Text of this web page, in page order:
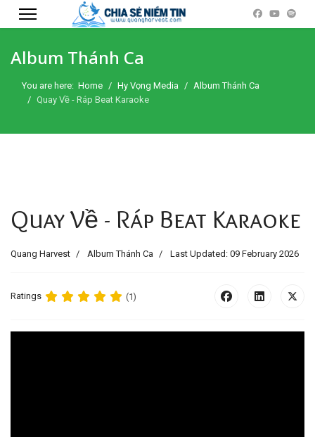
Album Thánh Ca
You are here: Home Hy Vọng Media
Album Thánh Ca
Quay Về - Ráp Beat Karaoke
Quay Về - Ráp Beat Karaoke
Quang Harvest Album Thánh Ca Last Updated: 09 February 2026
Ratings (1)